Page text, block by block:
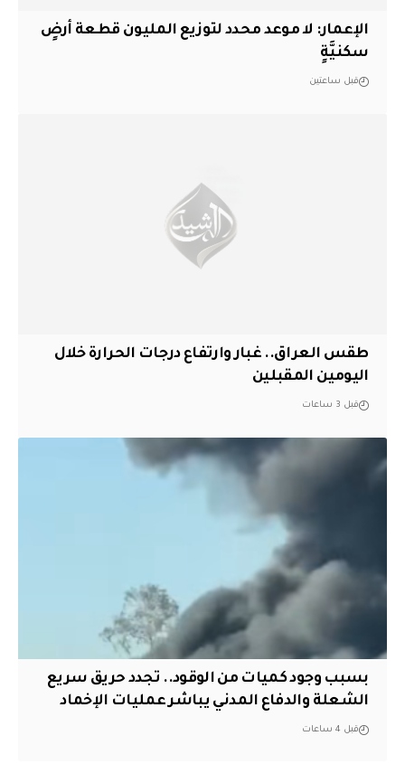
الإعمار: لا موعد محدد لتوزيع المليون قطعة أرضٍ
سكنيَّةٍ
قبل ساعتين
طقس العراق.. غبار وارتفاع درجات الحرارة خلال
اليومين المقبلين
قبل 3 ساعات
بسبب وجود كميات من الوقود.. تجدد حريق سريع
الشعلة والدفاع المدني يباشر عمليات الإخماد
قبل 4 ساعات